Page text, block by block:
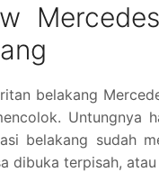
belakang
Untungnya
belakang sudah
dibuka terpisah,